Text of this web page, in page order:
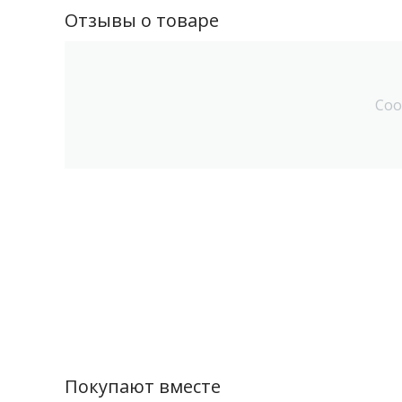
Отзывы о товаре
Покупают вместе